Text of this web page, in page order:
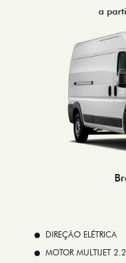
a
DIREÇÃO ELÉTRICA
MOTOR MULTIJET